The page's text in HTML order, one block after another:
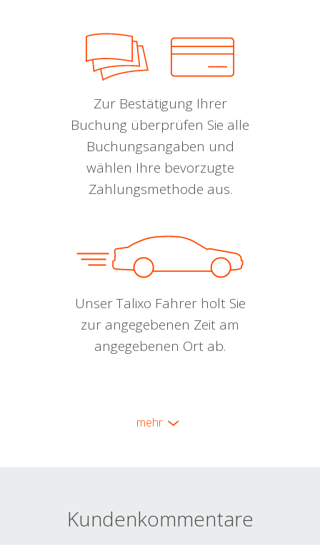
Zur Bestätigung Ihrer
Buchung überprüfen Sie alle
Buchungsangaben und
wählen Ihre bevorzugte
Zahlungsmethode aus.
Unser Talixo Fahrer holt Sie
zur angegebenen Zeit am
angegebenen Ort ab.
mehr
Kundenkommentare